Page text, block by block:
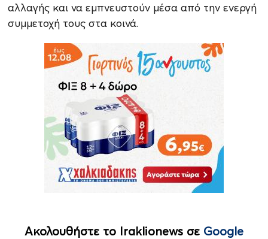
αλλαγής και να εμπνευστούν μέσα από την ενεργή
συμμετοχή τους στα κοινά.
Ακολουθήστε το Iraklionews σε Google